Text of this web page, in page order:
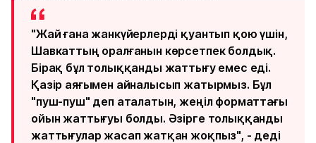
"Жай ғана жанкүйерлерді қуантып қою үшін,
Шавкаттың оралғанын көрсетпек болдық.
Бірақ бұл толыққанды жаттығу емес еді.
Қазір аяғымен айналысып жатырмыз. Бұл
"пуш-пуш" деп аталатын, жеңіл форматтағы
ойын жаттығуы болды. Әзірге толыққанды
жаттығулар жасап жатқан жоқпыз", - деді